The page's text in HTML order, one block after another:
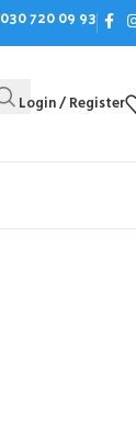
030 720 09 93
Login / Register